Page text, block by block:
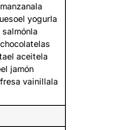
yogurla
salmónla
aceitela
jamón
vainillala